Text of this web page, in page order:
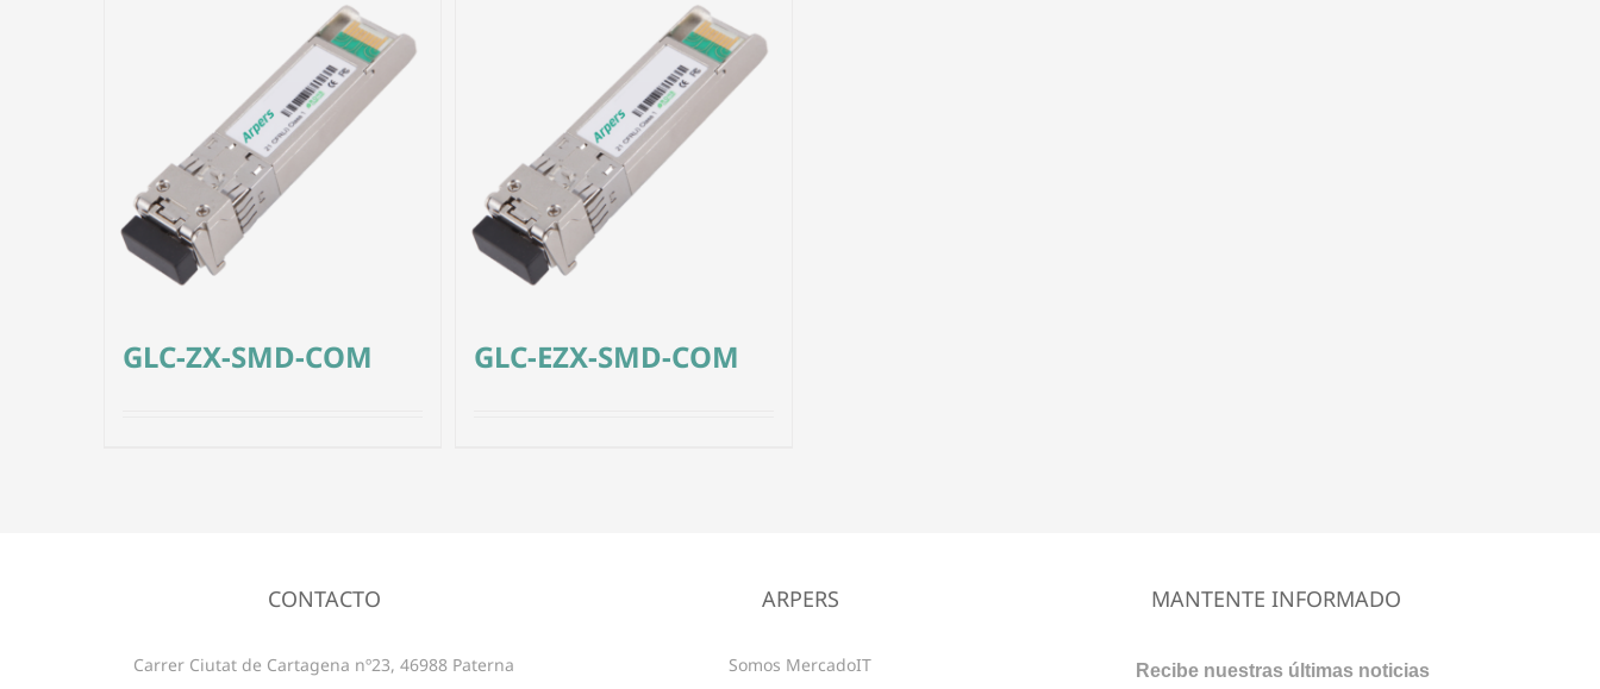
GLC-ZX-SMD-COM GLC-EZX-SMD-COM
CONTACTO
Carrer Ciutat de Cartagena nº23, 46988 Paterna
ARPERS
Somos MercadoIT
MANTENTE INFORMADO
Recibe nuestras últimas noticias